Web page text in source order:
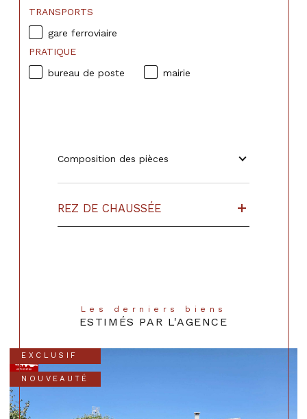
TRANSPORTS
gare ferroviaire
PRATIQUE
bureau de poste
mairie
Composition des pièces
REZ DE CHAUSSÉE
Les derniers biens
ESTIMÉS PAR L'AGENCE
EXCLUSIF
NOUVEAUTÉ